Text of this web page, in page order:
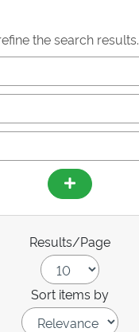
the search results.
Results/Page
Sort items by